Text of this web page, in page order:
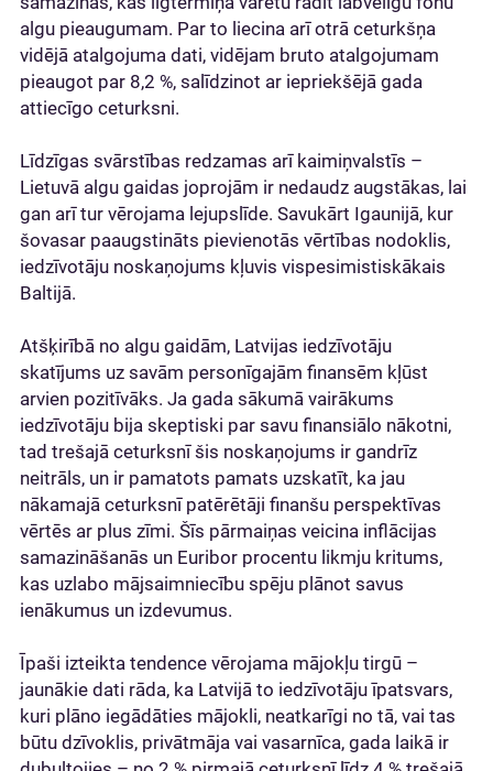
algu pieaugumam. Par to liecina arī otrā ceturkšņa
vidējā atalgojuma dati, vidējam bruto atalgojumam
pieaugot par 8,2 %, salīdzinot ar iepriekšējā gada
attiecīgo ceturksni.
Līdzīgas svārstības redzamas arī kaimiņvalstīs –
Lietuvā algu gaidas joprojām ir nedaudz augstākas, lai
gan arī tur vērojama lejupslīde. Savukārt Igaunijā, kur
šovasar paaugstināts pievienotās vērtības nodoklis,
iedzīvotāju noskaņojums kļuvis vispesimistiskākais
Baltijā.
Atšķirībā no algu gaidām, Latvijas iedzīvotāju
skatījums uz savām personīgajām finansēm kļūst
arvien pozitīvāks. Ja gada sākumā vairākums
iedzīvotāju bija skeptiski par savu finansiālo nākotni,
tad trešajā ceturksnī šis noskaņojums ir gandrīz
neitrāls, un ir pamatots pamats uzskatīt, ka jau
nākamajā ceturksnī patērētāji finanšu perspektīvas
vērtēs ar plus zīmi. Šīs pārmaiņas veicina inflācijas
samazināšanās un Euribor procentu likmju kritums,
kas uzlabo mājsaimniecību spēju plānot savus
ienākumus un izdevumus.
Īpaši izteikta tendence vērojama mājokļu tirgū –
jaunākie dati rāda, ka Latvijā to iedzīvotāju īpatsvars,
kuri plāno iegādāties mājokli, neatkarīgi no tā, vai tas
būtu dzīvoklis, privātmāja vai vasarnīca, gada laikā ir